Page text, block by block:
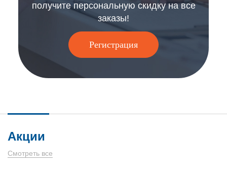
получите персональную скидку на все
заказы!
Регистрация
Акции
Смотреть все